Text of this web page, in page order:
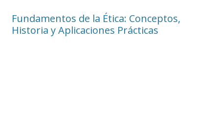
Fundamentos de la Ética: Conceptos,
Historia y Aplicaciones Prácticas